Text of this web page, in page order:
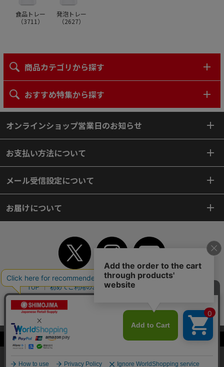
当サイトはクッキー（Cookie）を使用しています。Cookieの使用に同意いた
だける場合は「OK」をクリックしてください。
OK
食品トレー
（3711 ）
発泡トレー
（2627）
商品カテゴリから探す
おすすめ特集から探す
オンラインショップ営業日のお知らせ
お支払い方法について
メール受信設定について
お届けについて
TOP 初めてご利用のお客様へ ご利用案内
個人情報保護方針
よくあるご質問
WEBカタログ
Copyright© 2018 SHIMOJIMA Co.,Ltd. All Rights Reserved.